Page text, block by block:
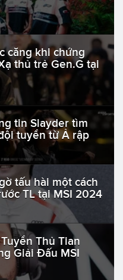
căng khi chứng
thủ trẻ Gen.G tại
tin Slayder tìm
tuyển từ Ả rập
tấu hài một cách
TL tại MSI 2024
Thủ Tian
Giải Đấu MSI